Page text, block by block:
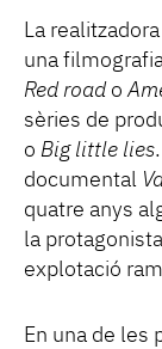
La
una
Red road o
sèries de
o Big little lies
documental
quatre anys
la
explotació
En una de les